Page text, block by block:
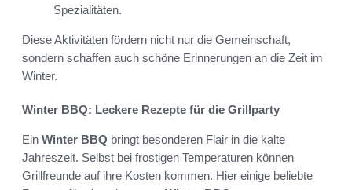
Spezialitäten.
Diese Aktivitäten fördern nicht nur die Gemeinschaft,
sondern schaffen auch schöne Erinnerungen an die Zeit im
Winter.
Winter BBQ: Leckere Rezepte für die Grillparty
Ein Winter BBQ bringt besonderen Flair in die kalte
Jahreszeit. Selbst bei frostigen Temperaturen können
Grillfreunde auf ihre Kosten kommen. Hier einige beliebte